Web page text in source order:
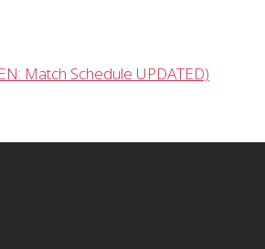
Match Schedule UPDATED)